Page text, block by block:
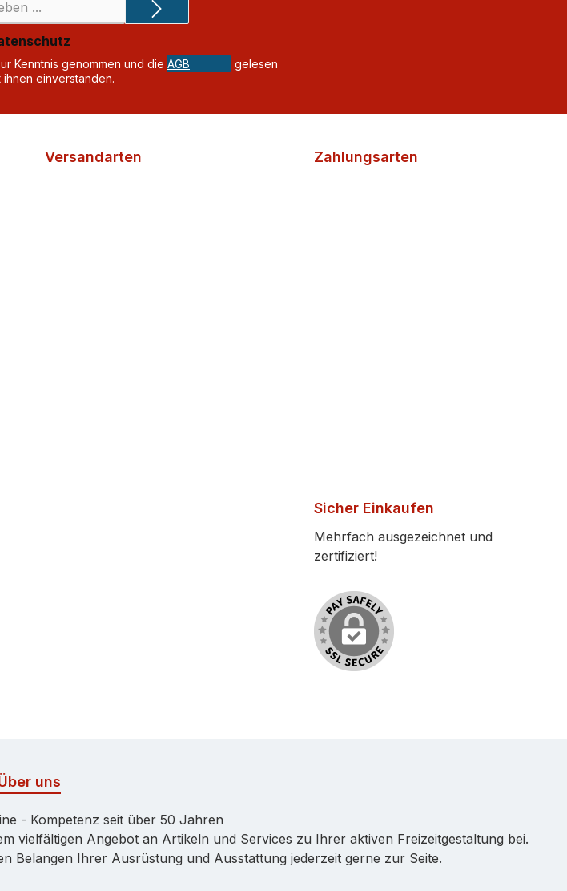
Kenntnis genommen und die AGB
gelesen
ihnen einverstanden.
Versandarten Zahlungsarten
Sicher Einkaufen
Mehrfach ausgezeichnet und
zertifiziert!
uns
- Kompetenz seit über 50 Jahren
vielfältigen Angebot an Artikeln und Services zu Ihrer aktiven Freizeitgestaltung bei.
Belangen Ihrer Ausrüstung und Ausstattung jederzeit gerne zur Seite.